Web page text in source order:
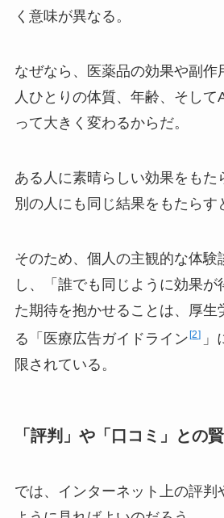
く意味が異なる。
なぜなら、医薬品の効果や副作
人ひとりの体質、年齢、そして
って大きく変わるからだ。
ある人に素晴らしい効果をもた
別の人にも同じ結果をもたらす
そのため、個人の主観的な体験
し、「誰でも同じように効果が
た期待を抱かせることは、厚生
る「医療広告ガイドライン 2
」
限されている。
「評判」や「口コミ」との
では、インターネット上の評判